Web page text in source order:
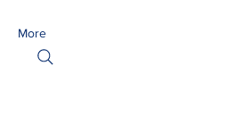
More